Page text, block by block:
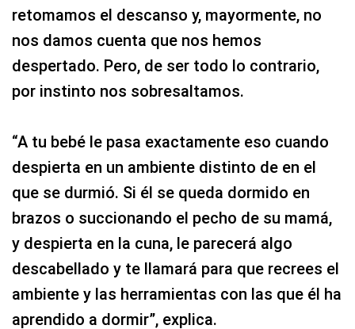
retomamos el descanso y, mayormente, no
nos damos cuenta que nos hemos
despertado. Pero, de ser todo lo contrario,
por instinto nos sobresaltamos.
“A tu bebé le pasa exactamente eso cuando
despierta en un ambiente distinto de en el
que se durmió. Si él se queda dormido en
brazos o succionando el pecho de su mamá,
y despierta en la cuna, le parecerá algo
descabellado y te llamará para que recrees el
ambiente y las herramientas con las que él ha
aprendido a dormir”, explica.